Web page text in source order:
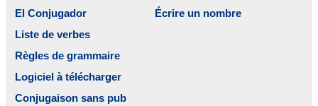
El Conjugador
Liste de verbes
Règles de grammaire
Logiciel à télécharger
Conjugaison sans pub
Écrire un nombre